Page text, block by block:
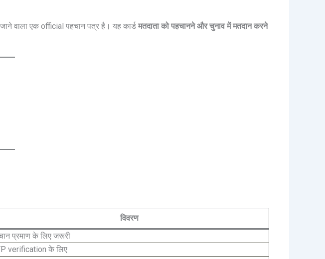
जाने वाला एक official पहचान पत्र है। यह कार्ड मतदाता को पहचानने और चुनाव में मतदान करने
विवरण
प्रमाण के लिए जरूरी
verification के लिए